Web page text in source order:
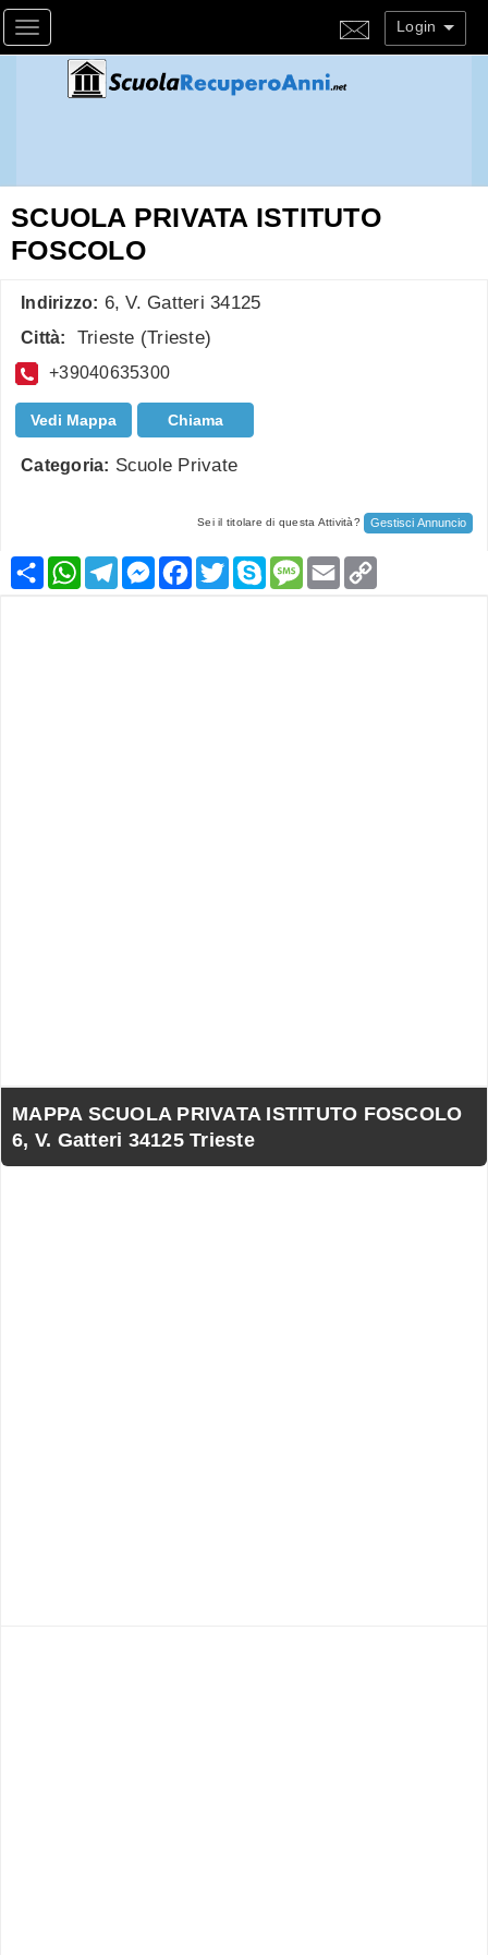
Toggle navigation Login
SCUOLA PRIVATA ISTITUTO
FOSCOLO
Indirizzo: 6, V. Gatteri 34125
Città: Trieste (Trieste)
+39040635300
Vedi Mappa Chiama
Categoria: Scuole Private
Sei il titolare di questa Attività? Gestisci Annuncio
CondividiWhatsApp
TelegramMessenger
Facebook
TwitterSkypeMessage
Email
MAPPA SCUOLA PRIVATA ISTITUTO FOSCOLO
6, V. Gatteri 34125 Trieste